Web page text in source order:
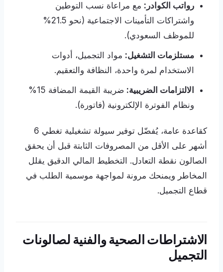
رواتب الكوادر: مع مراعاة نسب التوطين
واشتراكات التأمينات الاجتماعية (نحو 21.5%
للموظف السعودي).
مستلزمات التشغيل: مواد التجميل، أدوات
الاستخدام لمرة واحدة، النظافة والتعقيم.
الالتزامات الضريبية:
ضريبة القيمة المضافة 15%
ونظام الفوترة الإلكترونية (فاتورة).
كقاعدة عامة، يُفضّل توفير سيولة تشغيلية تغطي 6
أشهر على الأقل من المصروفات الثابتة قبل أن يحقق
الصالون نقطة التعادل. التخطيط المالي الدقيق يقلل
المخاطر ويمنحك مرونة لمواجهة موسمية الطلب في
قطاع التجميل.
الاشتراطات الصحية والفنية لصالونات
التجميل